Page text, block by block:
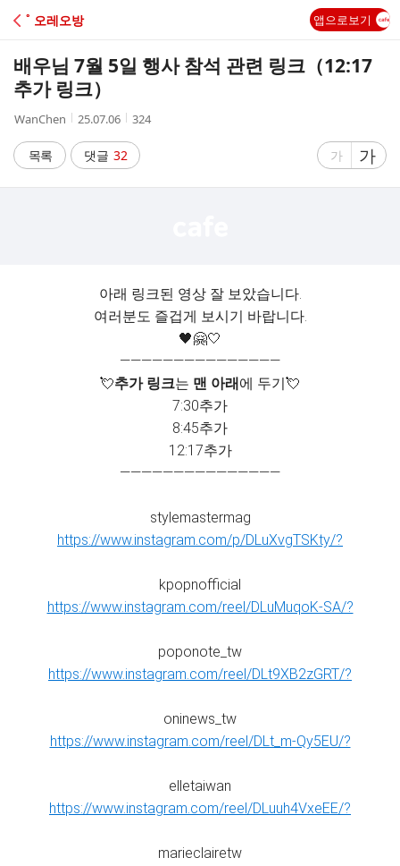
C
A
˚ 오레오방 앱으로보기
배우님 7월 5일 행사 참석 관련 링크（12:17
추가 링크）
작
자
WanChen
작
시
간
25.07.06
조
수
324
목록 댓글 32
글
가
글
자
가
아래 링크된 영상 잘 보았습니다.
여러분도 즐겁게 보시기 바랍니다.
🖤🤗🤍
———————————————
💘추가 링크는 맨 아래에 두기💘
7:30추가
8:45추가
12:17추가
———————————————
stylemastermag
https://www.instagram.com/p/DLuXvgTSKty/?
kpopnofficial
https://www.instagram.com/reel/DLuMuqoK-SA/?
poponote_tw
https://www.instagram.com/reel/DLt9XB2zGRT/?
oninews_tw
https://www.instagram.com/reel/DLt_m-Qy5EU/?
elletaiwan
https://www.instagram.com/reel/DLuuh4VxeEE/?
marieclairetw